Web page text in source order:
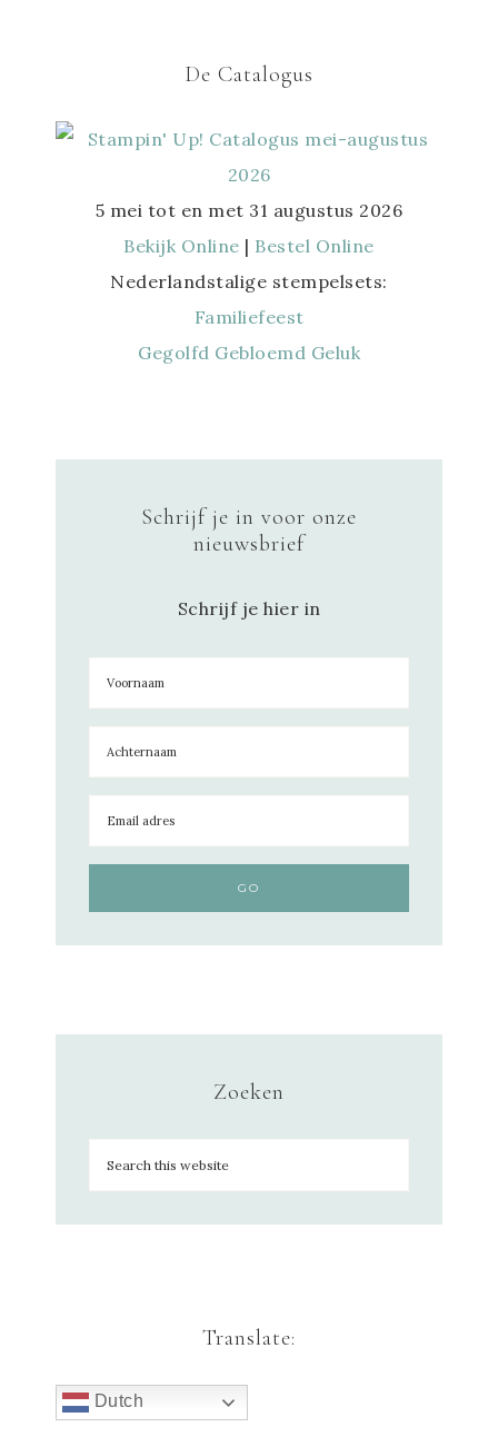
De Catalogus
5 mei tot en met 31 augustus 2026
Bekijk Online | Bestel Online
Nederlandstalige stempelsets:
Familiefeest
Gegolfd Gebloemd Geluk
Schrijf je in voor onze
nieuwsbrief
Schrijf je hier in
Zoeken
Translate:
Dutch